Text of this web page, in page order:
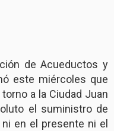
de Acueductos y
este miércoles que
a la Ciudad Juan
el suministro de
ni en el presente ni el